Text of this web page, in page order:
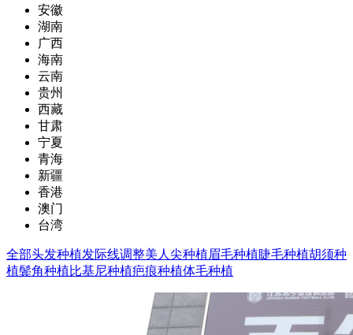
安徽
湖南
广西
海南
云南
贵州
西藏
甘肃
宁夏
青海
新疆
香港
澳门
台湾
全部头发种植发际线调整美人尖种植眉毛种植睫毛种植胡须种
植鬓角种植比基尼种植疤痕种植体毛种植